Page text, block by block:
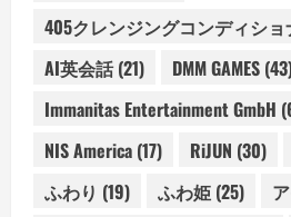
405クレンジングコンディショ
AI英会話(21) DMM GAMES
Immanitas Entertainment GmbH
NIS America (17) RiJUN (30)
ふわり (19) ふわ姫 (25)